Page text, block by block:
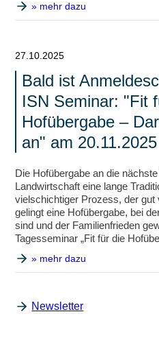
» mehr dazu
27.10.2025
Bald ist
ISN Seminar: "Fit
Hofübergabe –
an" am 20.11.2025
Die Hofübergabe an die
Landwirtschaft eine lange
vielschichtiger Prozess, der gut
gelingt eine Hofübergabe, bei
sind und der Familienfrieden
Tagesseminar „Fit für die
» mehr dazu
Newsletter